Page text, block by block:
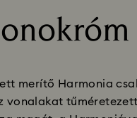
merítő Harmonia
vonalakat